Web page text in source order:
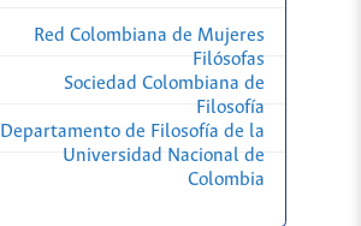
Red Colombiana de Mujeres
Filósofas
Sociedad Colombiana de
Filosofía
Departamento de Filosofía de la
Universidad Nacional de
Colombia